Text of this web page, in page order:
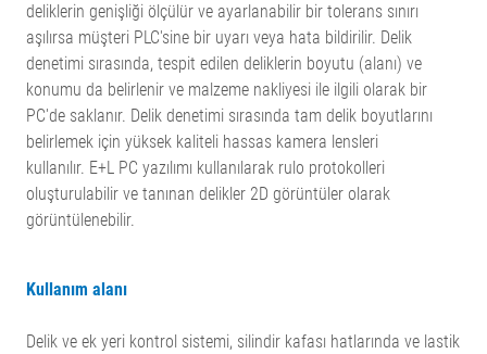
deliklerin genişliği ölçülür ve ayarlanabilir bir tolerans sınırı
aşılırsa müşteri PLC'sine bir uyarı veya hata bildirilir. Delik
denetimi sırasında, tespit edilen deliklerin boyutu (alanı) ve
konumu da belirlenir ve malzeme nakliyesi ile ilgili olarak bir
PC'de saklanır. Delik denetimi sırasında tam delik boyutlarını
belirlemek için yüksek kaliteli hassas kamera lensleri
kullanılır. E+L PC yazılımı kullanılarak rulo protokolleri
oluşturulabilir ve tanınan delikler 2D görüntüler olarak
görüntülenebilir.
Kullanım alanı
Delik ve ek yeri kontrol sistemi, silindir kafası hatlarında ve lastik